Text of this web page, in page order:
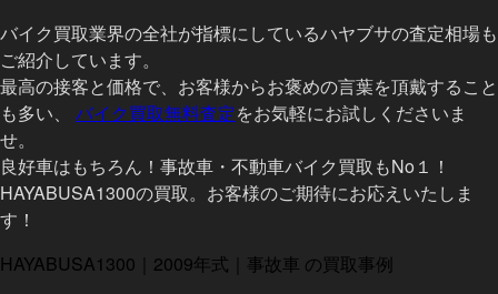
バイク買取業界の全社が指標にしているハヤブサの査定相場も
ご紹介しています。
最高の接客と価格で、お客様からお褒めの言葉を頂戴すること
も多い、 バイク買取無料査定をお気軽にお試しくださいま
せ。
良好車はもちろん！事故車・不動車バイク買取もNo１！
HAYABUSA1300の買取。お客様のご期待にお応えいたしま
す！
HAYABUSA1300｜2009年式｜事故車 の買取事例